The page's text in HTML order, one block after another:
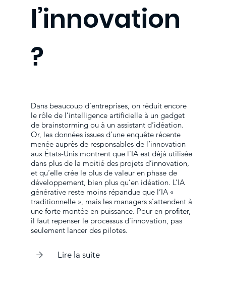
l’innovation
?
Dans beaucoup d’entreprises, on réduit encore
le rôle de l’intelligence artificielle à un gadget
de brainstorming ou à un assistant d’idéation.
Or, les données issues d’une enquête récente
menée auprès de responsables de l’innovation
aux États-Unis montrent que l’IA est déjà utilisée
dans plus de la moitié des projets d’innovation,
et qu’elle crée le plus de valeur en phase de
développement, bien plus qu’en idéation. L’IA
générative reste moins répandue que l’IA «
traditionnelle », mais les managers s’attendent à
une forte montée en puissance. Pour en profiter,
il faut repenser le processus d’innovation, pas
seulement lancer des pilotes.
Lire la suite